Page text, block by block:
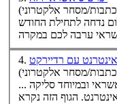
צורך לשאת מזומנים רבים עליכם, התשלום נדחה לתחילת החודש
4.
ובמיוחד סליקה